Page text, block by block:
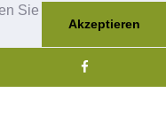
Sie
Akzeptieren